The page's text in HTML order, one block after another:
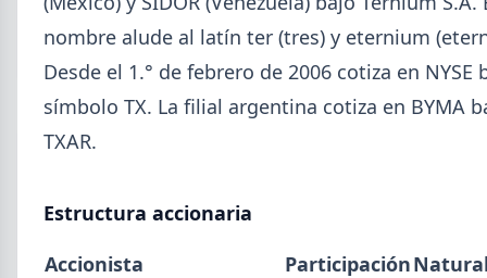
5,7% en 2026 y la capacidad instalada bajó a 40,8%,
uno de los niveles más bajos de la serie.
nombre alude al latín ter (tres) y eternium
Desde el 1.° de febrero de 2006 cotiza en NYSE
símbolo TX. La filial argentina cotiza en BYMA
TXAR.
Estructura accionaria
Accionista
Participación